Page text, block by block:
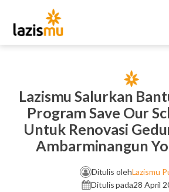
Lazismu Salurkan
Program Save Our
Untuk Renovasi
Ambarminangun
Ditulis olehLazismu
Ditulis pada28 April